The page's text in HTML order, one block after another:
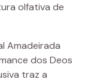
olfativa de
Amadeirada
dos Deos
traz a